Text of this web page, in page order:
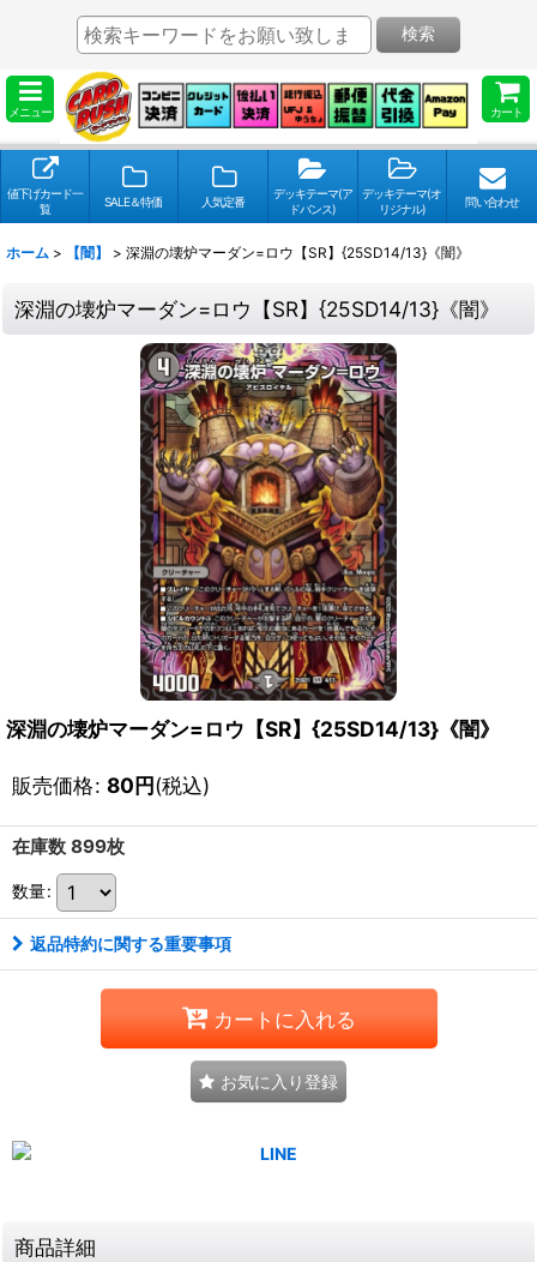
メニュー カート
検索
値下げカード一
覧
SALE＆特価 人気定番
デッキテーマ(ア
ドバンス)
デッキテーマ(オ
リジナル)
問い合わせ
ホーム > 【闇】 > 深淵の壊炉マーダン=ロウ【SR】{25SD14/13}《闇》
深淵の壊炉マーダン=ロウ【SR】{25SD14/13}《闇》
深淵の壊炉マーダン=ロウ【SR】{25SD14/13}《闇》
販売価格: 80円(税込)
在庫数 899枚
数量:
返品特約に関する重要事項
カートに入れる
お気に入り登録
商品詳細